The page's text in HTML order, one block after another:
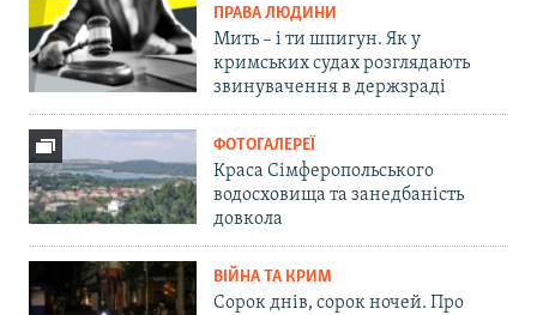
ПРАВА ЛЮДИНИ
Мить – і ти шпигун. Як у
кримських судах розглядають
звинувачення в держзраді
ФОТОГАЛЕРЕЇ
Краса Сімферопольського
водосховища та занедбаність
довкола
ВІЙНА ТА КРИМ
Сорок днів, сорок ночей. Про